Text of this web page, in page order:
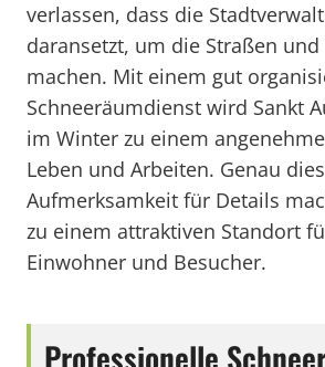
verlassen, dass die
daransetzt, um die Straßen und
machen. Mit einem gut
Schneeräumdienst wird Sankt
im Winter zu einem
Leben und Arbeiten. Genau
Aufmerksamkeit für Details
zu einem attraktiven Standort
Einwohner und Besucher.
Professionelle